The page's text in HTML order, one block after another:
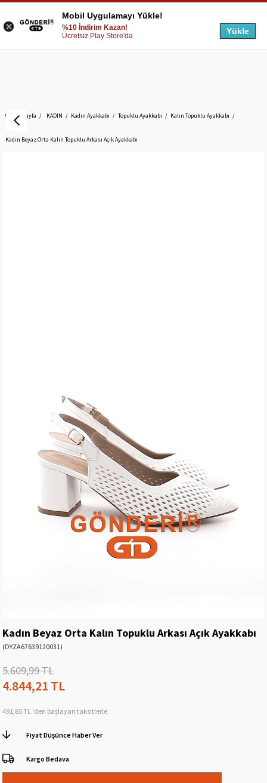
Anasayfa KADIN Kadın Ayakkabı Topuklu Ayakkabı Kalın Topuklu Ayakkabı
Kadın Beyaz Orta Kalın Topuklu Arkası Açık Ayakkabı
Kadın Beyaz Orta Kalın Topuklu Arkası Açık Ayakkabı
(DYZA67639120031)
5.609,99 TL
4.844,21 TL
491,85 TL 'den başlayan taksitlerle
Fiyat Düşünce Haber Ver
Kargo Bedava
Mobil Uygulamayı Yükle!
%10 İndirim Kazan!
Ücretsiz Play Store'da
Yükle